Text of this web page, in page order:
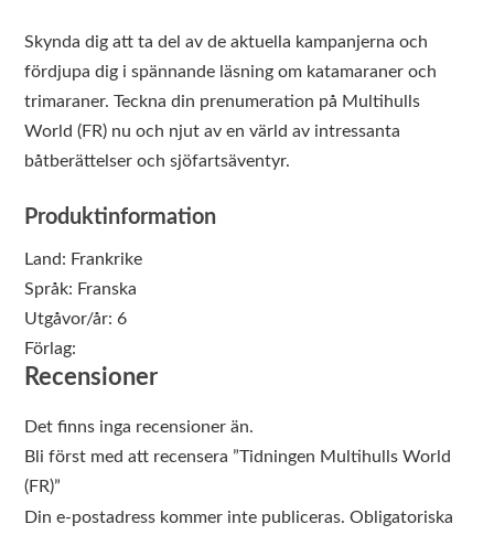
Skynda dig att ta del av de aktuella kampanjerna och
fördjupa dig i spännande läsning om katamaraner och
trimaraner. Teckna din prenumeration på Multihulls
World (FR) nu och njut av en värld av intressanta
båtberättelser och sjöfartsäventyr.
Produktinformation
Land: Frankrike
Språk: Franska
Utgåvor/år:6
Förlag:
Recensioner
Det finns inga recensioner än.
Bli först med att recensera ”Tidningen Multihulls World
(FR)”
Din e-postadress kommer inte publiceras. Obligatoriska